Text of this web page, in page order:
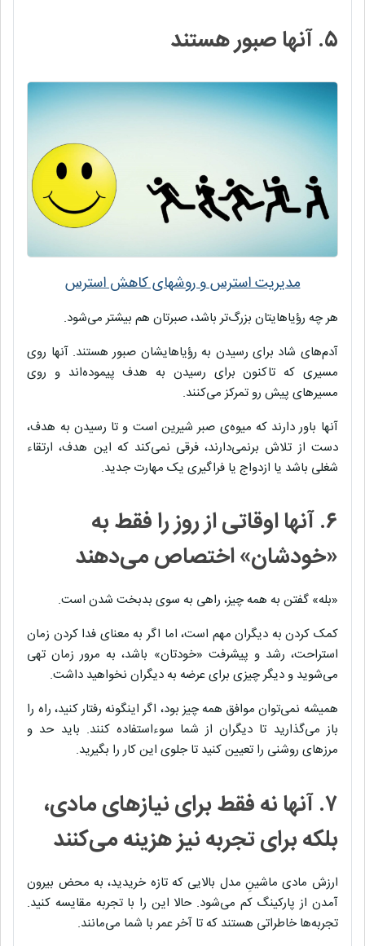
۵. آنها صبور هستند
مدیریت استرس و روشهای کاهش استرس
هر چه رؤیاهایتان بزرگ‌تر باشد، صبرتان هم بیشتر می‌شود.
آدم‌های شاد برای رسیدن به رؤیاهایشان صبور هستند. آنها روی
مسیری که تاکنون برای رسیدن به هدف پیموده‌اند و روی
مسیرهای پیش‌ رو تمرکز می‌کنند.
آنها باور دارند که میوه‌ی صبر شیرین است و تا رسیدن به هدف،
دست از تلاش برنمی‌دارند، فرقی نمی‌کند که این هدف، ارتقاء
شغلی باشد یا ازدواج یا فراگیری یک مهارت جدید.
۶. آنها اوقاتی از روز را فقط به
«خودشان» اختصاص می‌دهند
«بله» گفتن به همه چیز، راهی به سوی بدبخت شدن است.
کمک کردن به دیگران مهم است، اما اگر به معنای فدا کردن زمان
استراحت، رشد و پیشرفت «خودتان» باشد، به مرور زمان تهی
می‌شوید و دیگر چیزی برای عرضه به دیگران نخواهید داشت.
همیشه نمی‌توان موافق همه چیز بود، اگر اینگونه رفتار کنید، راه را
باز می‌گذارید تا دیگران از شما سوء‌استفاده کنند. باید حد و
مرزهای روشنی را تعیین کنید تا جلوی این کار را بگیرید.
۷. آنها نه فقط برای نیازهای مادی،
بلکه برای تجربه‌ نیز هزینه می‌کنند
ارزش مادی‌ ماشینِ مدل بالایی که تازه خریدید، به محض بیرون
آمدن از پارکینگ کم می‌شود. حالا این را با تجربه مقایسه کنید.
تجربه‌ها خاطراتی هستند که تا آخر عمر با شما می‌مانند.